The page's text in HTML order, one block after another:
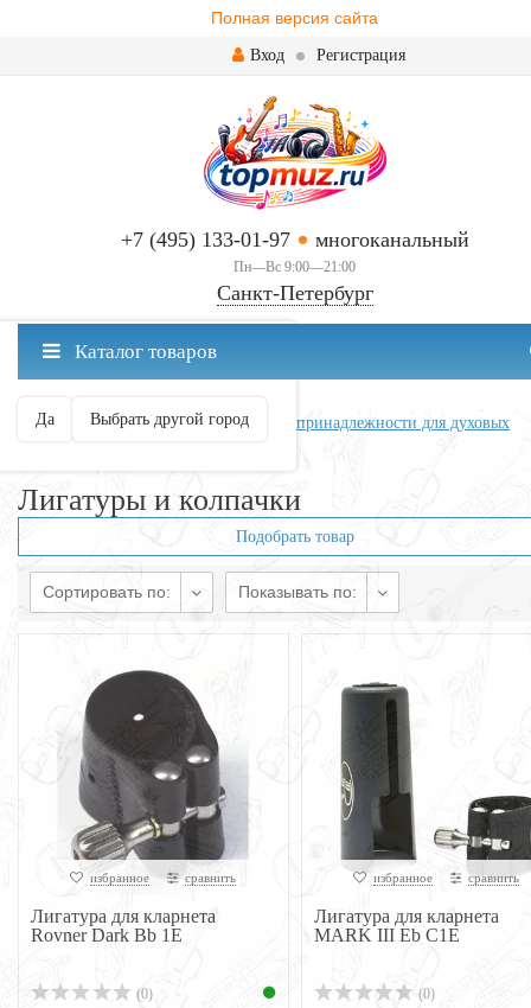
Полная версия сайта
Вход Регистрация
+7 (495) 133-01-97 многоканальный
Пн—Вс 9:00—21:00
Санкт-Петербург
Санкт-Петербург ваш город?
Да Выбрать другой город
Каталог товаров
Главная Духовые
Аксессуары и принадлежности для духовых
Лигатуры и колпачки
Подобрать товар
Сортировать по: Показывать по:
избранное сравнить
Лигатура для кларнета
Rovner Dark Bb 1E
(0)
избранное сравнить
Лигатура для кларнета
MARK III Eb C1E
(0)